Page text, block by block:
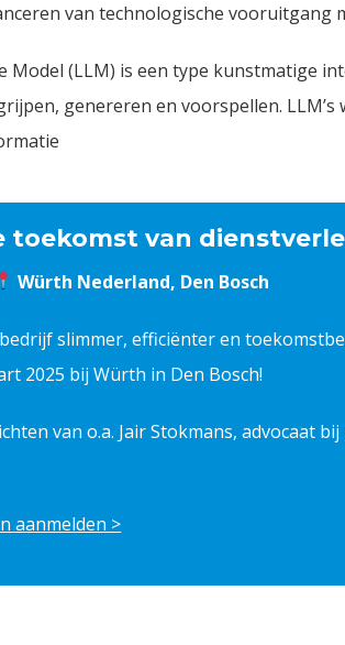
van technologische vooruitgang
Model (LLM) is een type kunstmatige
genereren en voorspellen.
toekomst van
Würth Nederland, Den Bosch
slimmer, efficiënter en
2025 bij Würth in Den Bosch!
van o.a. Jair Stokmans, advocaat
aanmelden >